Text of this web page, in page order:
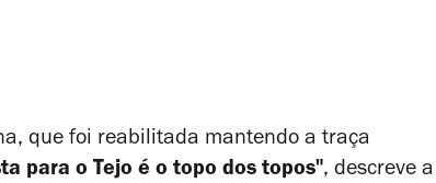
que foi reabilitada mantendo a traça
para o Tejo é o topo dos topos", descreve a